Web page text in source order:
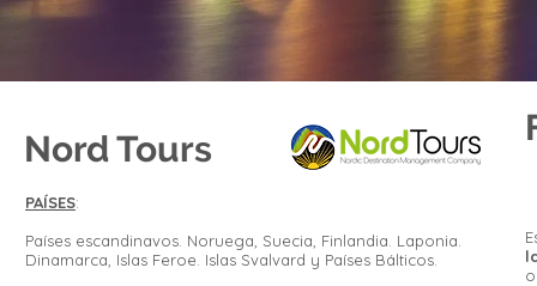
Nord Tours
PAÍSES:
Países escandinavos. Noruega, Suecia, Finlandia. Laponia.
Dinamarca, Islas Feroe. Islas Svalvard y Países Bálticos.